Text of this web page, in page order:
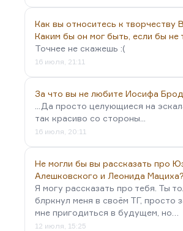
Как вы относитесь к творчеству
Каким бы он мог быть, если бы не
Точнее не скажешь :(
16 июля, 21:11
За что вы не любите Иосифа
...Да просто целующиеся на
так красиво со стороны...
16 июля, 20:11
Не могли бы вы рассказать про
Алешковского и Леонида Мациха?
Я могу рассказать про тебя. Ты
блркнул меня в своём ТГ, просто
мне пригодиться в будущем, но…
12 июля, 15:25